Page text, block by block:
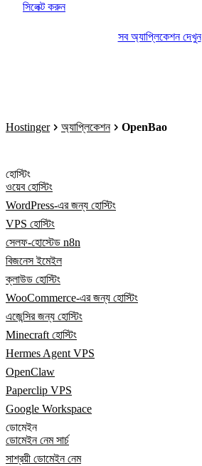
সিলেক্ট করুন
সব অ্যাপ্লিকেশন দেখুন
Hostinger অ্যাপ্লিকেশন OpenBao
হোস্টিং
ওয়েব হোস্টিং
WordPress-এর জন্য হোস্টিং
VPS হোস্টিং
সেলফ-হোস্টেড n8n
বিজনেস ইমেইল
ক্লাউড হোস্টিং
WooCommerce-এর জন্য হোস্টিং
এজেন্সির জন্য হোস্টিং
Minecraft হোস্টিং
Hermes Agent VPS
OpenClaw
Paperclip VPS
Google Workspace
ডোমেইন
ডোমেইন নেম সার্চ
সাশ্রয়ী ডোমেইন নেম